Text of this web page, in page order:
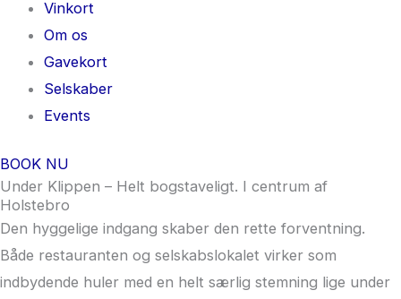
Vinkort
Om os
Gavekort
Selskaber
Events
BOOK NU
Under Klippen – Helt bogstaveligt. I centrum af
Holstebro
Den hyggelige indgang skaber den rette forventning.
Både restauranten og selskabslokalet virker som
indbydende huler med en helt særlig stemning lige under